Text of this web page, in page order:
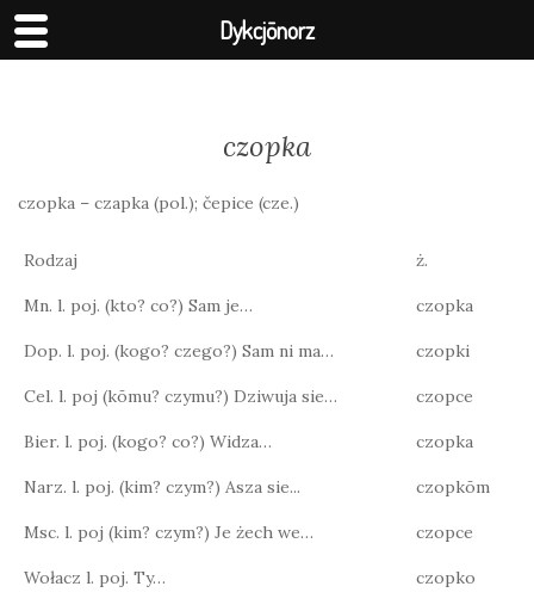
czopka
czopka – czapka (pol.); čepice (cze.)
Rodzaj ż.
Mn. l. poj. (kto? co?) Sam je… czopka
Dop. l. poj. (kogo? czego?) Sam ni ma… czopki
Cel. l. poj (kōmu? czymu?) Dziwuja sie… czopce
Bier. l. poj. (kogo? co?) Widza… czopka
Narz. l. poj. (kim? czym?) Asza sie... czopkōm
Msc. l. poj (kim? czym?) Je żech we… czopce
Wołacz l. poj. Ty… czopko
Dykcjōnorz